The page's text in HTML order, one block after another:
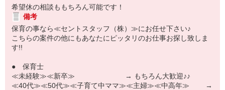
希望休の相談ももちろん可能です！
備考
保育の事なら≪セントスタッフ（株）≫にお任せ下さい♪
こちらの案件の他にもあなたにピッタリのお仕事お探し致しま
す!!
● 保育士
≪未経験≫≪新卒≫ → もちろん大歓迎♪♪
≪40代≫≪50代≫≪子育て中ママ≫≪主婦≫≪中高年≫ →